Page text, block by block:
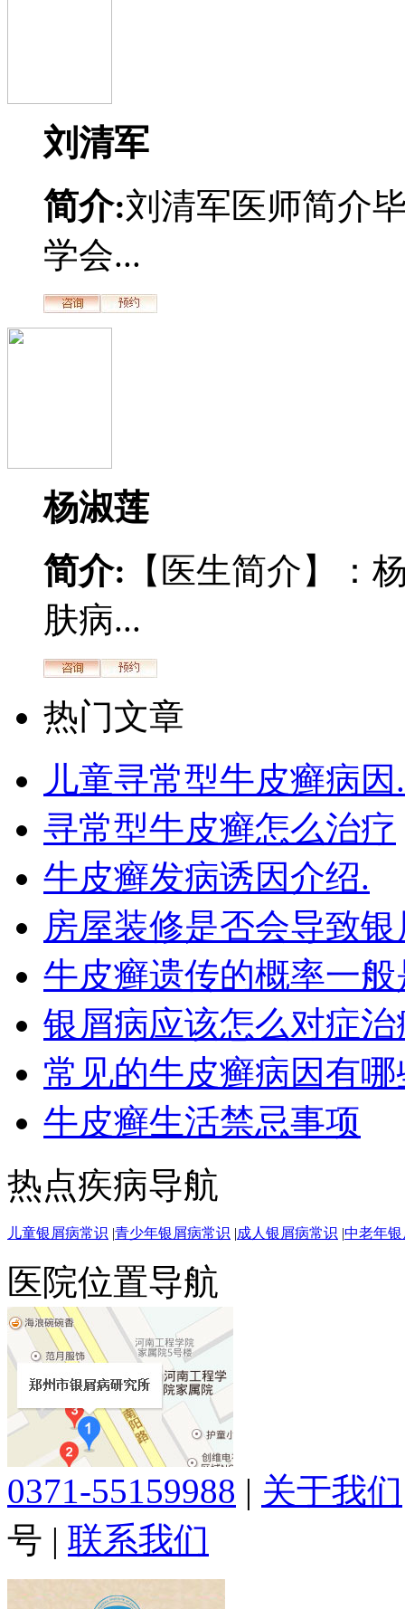
刘清军
简介:刘清军医师简介
学会...
杨淑莲
简介: 【医生简介】：
肤病...
热门文章
儿童寻常型牛皮癣病因.
寻常型牛皮癣怎么治疗
牛皮癣发病诱因介绍.
房屋装修是否会导致
牛皮癣遗传的概率一
银屑病应该怎么对症治
常见的牛皮癣病因有哪
牛皮癣生活禁忌事项
热点疾病导航
儿童银屑病常识 |青少年银屑病常识 |成人银屑病常识 |中老年
医院位置导航
0371-55159988 | 关于我们
号 | 联系我们